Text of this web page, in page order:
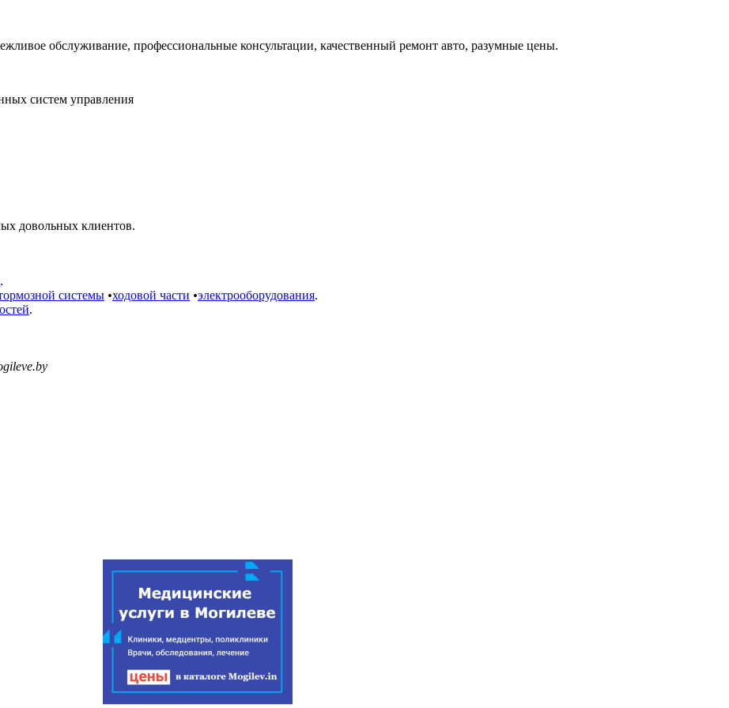
обслуживание, профессиональные консультации, качественный ремонт авто, разумные цены.
систем управления
довольных клиентов.
.
системы •ходовой части •электрооборудования.
.